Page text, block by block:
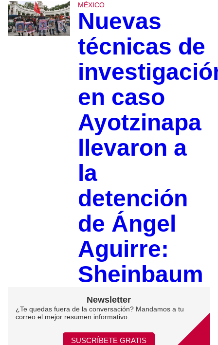
MÉXICO
Nuevas
técnicas de
en caso
Ayotzinapa
llevaron a
la
detención
de Ángel
Aguirre:
Sheinbaum
Newsletter
¿Te quedas fuera de la conversación? Mandamos a tu
correo el mejor resumen informativo.
SUSCRÍBETE GRATIS